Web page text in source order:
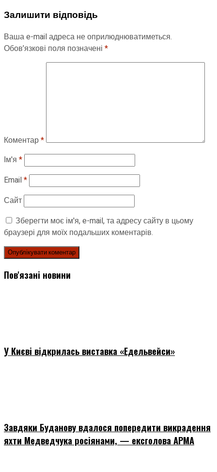
Залишити відповідь
Ваша e-mail адреса не оприлюднюватиметься.
Обов’язкові поля позначені *
Коментар*
Ім'я *
Email*
Сайт
Зберегти моє ім'я, e-mail, та адресу сайту в цьому
браузері для моїх подальших коментарів.
Пов'язані новини
У Києві відкрилась виставка «Едельвейси»
Завдяки Буданову вдалося попередити викрадення
яхти Медведчука росіянами, — ексголова АРМА